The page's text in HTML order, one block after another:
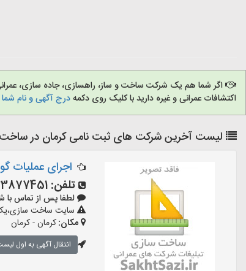
اگر شما هم یک شرکت ساخت و ساز، راهسازی، جاده سازی،
اکتشافات عمرانی و غیره دارید با کلیک روی دکمهدرج آگهی و نام
لیست آخرین شرکت های ثبت نامی کرمان در
اجرای عملیات
تلفن:
لطفا پس از تماس با
سایت ساخت سازی،یک
مکان:کرمان - کرمان
انتقال آگهی به اول